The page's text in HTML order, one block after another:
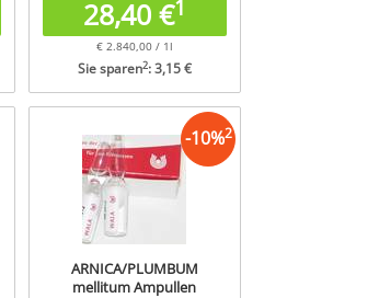
28,40 €1
€ 2.840,00 / 1l
Sie sparen2: 3,15 €
ARNICA/PLUMBUM
mellitum Ampullen
-10%2